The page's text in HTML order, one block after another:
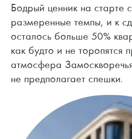
Бодрый ценник на старте
размеренные темпы, и к
осталось больше 50%
как будто и не торопятся
атмосфера
не предполагает спешки.